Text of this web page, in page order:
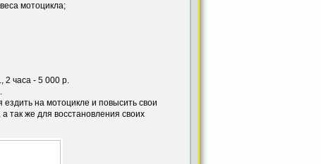
мотоцикла;
2 часа - 5 000 р.
на мотоцикле и повысить свои
так же для восстановления своих